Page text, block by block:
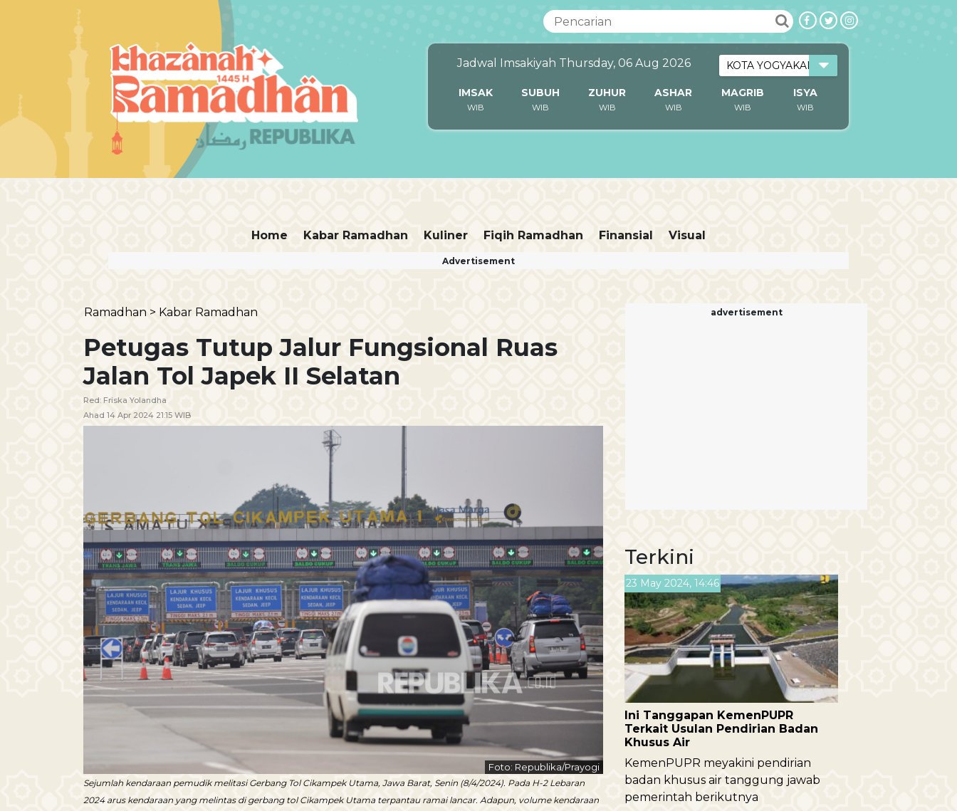
Jadwal Imsakiyah Thursday, 06 Aug 2026
IMSAK SUBUH ZUHUR ASHAR MAGRIB ISYA
WIB WIB WIB WIB WIB WIB
Home Kabar Ramadhan Kuliner Fiqih Ramadhan Finansial Visual
Advertisement
Ramadhan > Kabar Ramadhan
Petugas Tutup Jalur Fungsional Ruas
Jalan Tol Japek II Selatan
Red: Friska Yolandha
Ahad 14 Apr 2024 21:15 WIB
Foto: Republika/Prayogi
Sejumlah kendaraan pemudik melitasi Gerbang Tol Cikampek Utama, Jawa Barat, Senin (8/4/2024). Pada H-2 Lebaran
2024 arus kendaraan yang melintas di gerbang tol Cikampek Utama terpantau ramai lancar. Adapun, volume kendaraan
advertisement
Terkini
23 May 2024, 14:46
Ini Tanggapan KemenPUPR
Terkait Usulan Pendirian Badan
Khusus Air
KemenPUPR meyakini pendirian
badan khusus air tanggung jawab
pemerintah berikutnya